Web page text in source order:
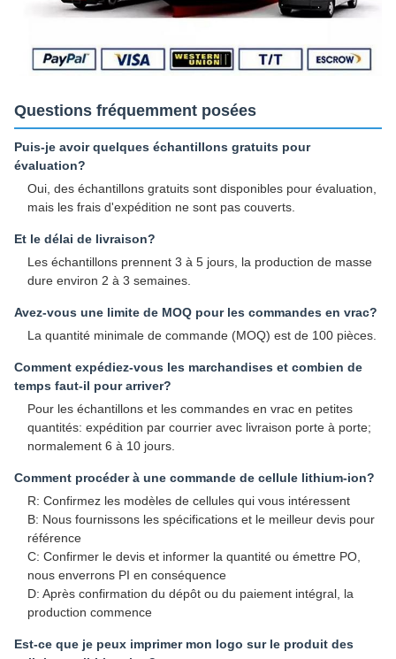
Questions fréquemment posées
Puis-je avoir quelques échantillons gratuits pour
évaluation?
Oui, des échantillons gratuits sont disponibles pour évaluation,
mais les frais d'expédition ne sont pas couverts.
Et le délai de livraison?
Les échantillons prennent 3 à 5 jours, la production de masse
dure environ 2 à 3 semaines.
Avez-vous une limite de MOQ pour les commandes en vrac?
La quantité minimale de commande (MOQ) est de 100 pièces.
Comment expédiez-vous les marchandises et combien de
temps faut-il pour arriver?
Pour les échantillons et les commandes en vrac en petites
quantités: expédition par courrier avec livraison porte à porte;
normalement 6 à 10 jours.
Comment procéder à une commande de cellule lithium-ion?
R: Confirmez les modèles de cellules qui vous intéressent
B: Nous fournissons les spécifications et le meilleur devis pour
référence
C: Confirmer le devis et informer la quantité ou émettre PO,
nous enverrons PI en conséquence
D: Après confirmation du dépôt ou du paiement intégral, la
production commence
Est-ce que je peux imprimer mon logo sur le produit des